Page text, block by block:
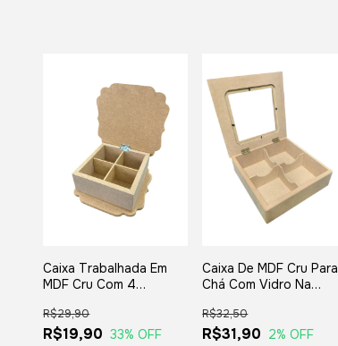
Caixa Trabalhada Em
MDF Cru Com 4
Chá 11x11x05cm
R$19,90
R$29,90
33% OFF
Caixa De MDF Cru Para
Chá Com Vidro Na
R$31,90
R$32,50
2% OFF